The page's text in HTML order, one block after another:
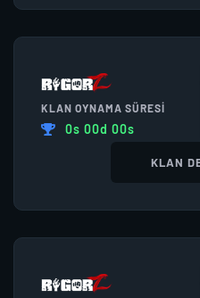
KLAN OYNAMA SÜRESI
0s 00d 00s
KLAN